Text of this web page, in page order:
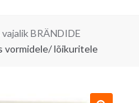
BRÄNDIDE
vormidele/ lõikuritele